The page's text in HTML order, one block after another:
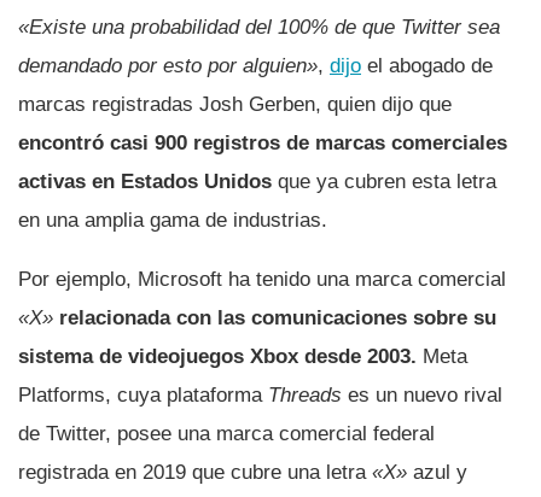
«Existe una probabilidad del 100% de que Twitter sea
demandado por esto por alguien», dijo el abogado de
marcas registradas Josh Gerben, quien dijo que
encontró casi 900 registros de marcas comerciales
activas en Estados Unidos que ya cubren esta letra
en una amplia gama de industrias.
Por ejemplo, Microsoft ha tenido una marca comercial
«X» relacionada con las comunicaciones sobre su
sistema de videojuegos Xbox desde 2003. Meta
Platforms, cuya plataforma Threads es un nuevo rival
de Twitter, posee una marca comercial federal
registrada en 2019 que cubre una letra «X» azul y